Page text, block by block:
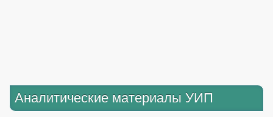
Аналитические материалы УИП